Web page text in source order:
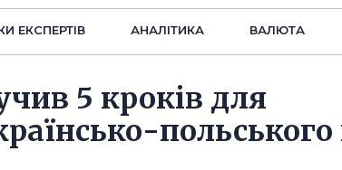
ЕКСПЕРТIВ АНАЛIТИКА ВАЛЮТА
5 кроків для